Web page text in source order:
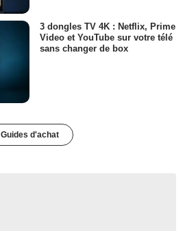
3 dongles TV 4K : Netflix, Prime
Video et YouTube sur votre télé
sans changer de box
Guides d'achat